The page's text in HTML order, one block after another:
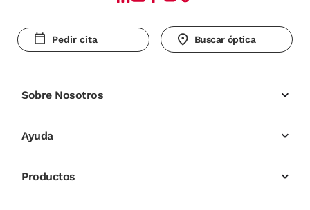
Pedir cita Buscar óptica
Sobre Nosotros
Ayuda
Productos